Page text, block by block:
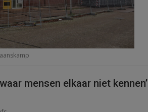
mensen elkaar niet